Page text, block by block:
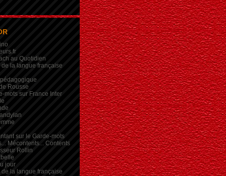
au Quotidien
de la langue française
Rousse
mots sur France Inter
sur le Garde-mots
Mécontents... Contents
Rollin
jour
de la langue française